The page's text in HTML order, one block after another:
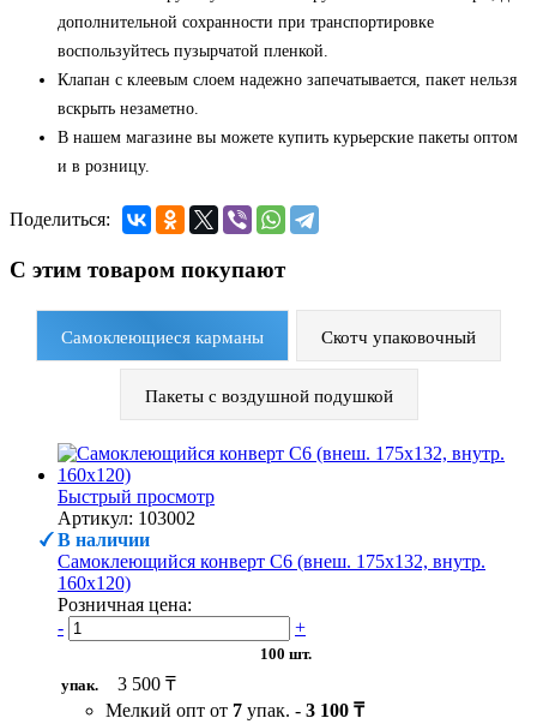
дополнительной сохранности при транспортировке
воспользуйтесь пузырчатой пленкой.
Клапан с клеевым слоем надежно запечатывается, пакет нельзя
вскрыть незаметно.
В нашем магазине вы можете купить курьерские пакеты оптом
и в розницу.
Поделиться:
С этим товаром покупают
Самоклеющиеся карманы Скотч упаковочный
Пакеты с воздушной подушкой
Быстрый просмотр
Артикул: 103002
В наличии
Самоклеющийся конверт С6 (внеш. 175х132, внутр.
160х120)
Розничная цена:
-
+
100 шт.
упак.
3 500 ₸
Мелкий опт от 7 упак. - 3 100 ₸